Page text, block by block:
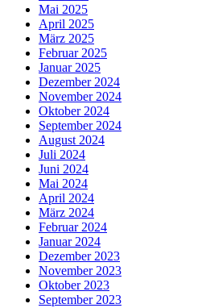
Mai 2025
April 2025
März 2025
Februar 2025
Januar 2025
Dezember 2024
November 2024
Oktober 2024
September 2024
August 2024
Juli 2024
Juni 2024
Mai 2024
April 2024
März 2024
Februar 2024
Januar 2024
Dezember 2023
November 2023
Oktober 2023
September 2023